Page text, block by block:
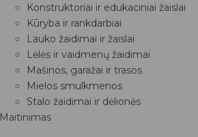
Konstruktoriai ir edukaciniai žaislai
Kūryba ir rankdarbiai
Lauko žaidimai ir žaislai
Lėlės ir vaidmenų žaidimai
Mašinos, garažai ir trasos
Mielos smulkmenos
Stalo žaidimai ir dėlionės
Maitinimas